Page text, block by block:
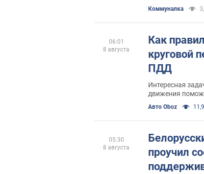
Коммуналка
Как
круговой
ПДД
Интересная
движения
Авто Oboz
06:01
8 августа
проучил
05:30
8 августа